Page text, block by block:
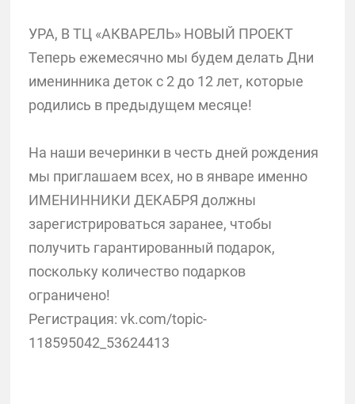
УРА, В ТЦ «АКВАРЕЛЬ» НОВЫЙ ПРОЕКТ
Теперь ежемесячно мы будем делать Дни
именинника деток с 2 до 12 лет, которые
родились в предыдущем месяце!
На наши вечеринки в честь дней рождения
мы приглашаем всех, но в январе именно
ИМЕНИННИКИ ДЕКАБРЯ должны
зарегистрироваться заранее, чтобы
получить гарантированный подарок,
поскольку количество подарков
ограничено!
Регистрация: vk.com/topic-
118595042_53624413